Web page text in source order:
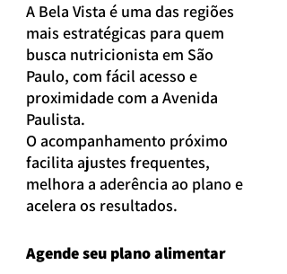
A Bela Vista é uma das regiões
mais estratégicas para quem
busca nutricionista em São
Paulo, com fácil acesso e
proximidade com a Avenida
Paulista.
O acompanhamento próximo
facilita ajustes frequentes,
melhora a aderência ao plano e
acelera os resultados.
Agende seu plano alimentar